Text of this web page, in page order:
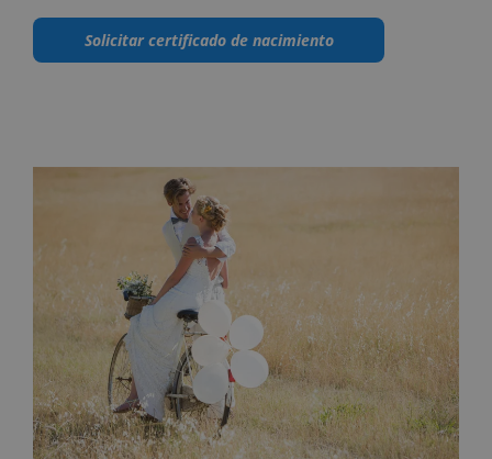
Solicitar certificado de nacimiento